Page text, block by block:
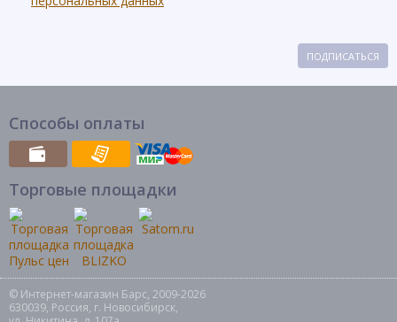
ПОДПИСАТЬСЯ
Способы оплаты
Торговые площадки
© Интернет-магазин Барс, 2009-2026
630039, Россия, г. Новосибирск,